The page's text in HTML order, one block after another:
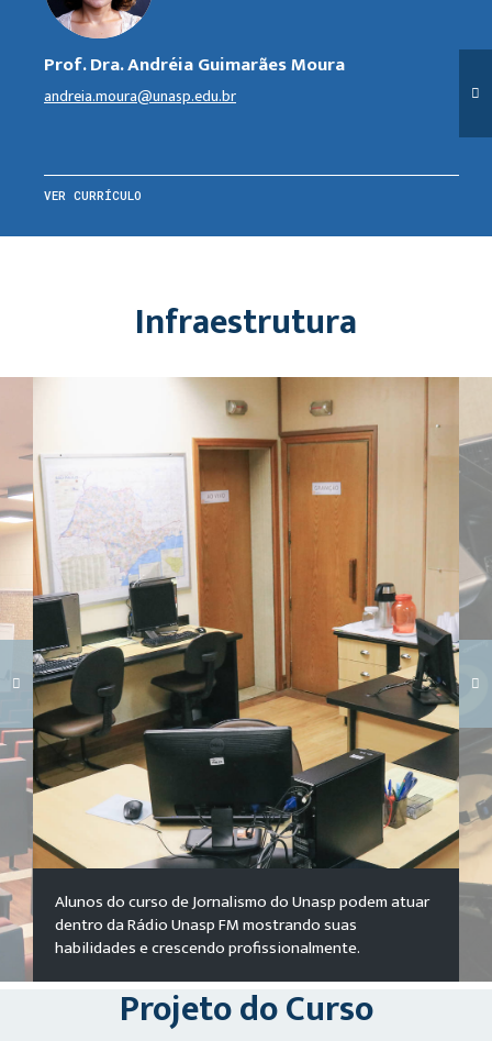
Prof. Dra. Andréia Guimarães Moura
andreia.moura@unasp.edu.br
VER CURRÍCULO
Infraestrutura
Carregando galeria...
Alunos do curso de Jornalismo do Unasp podem atuar
dentro da Rádio Unasp FM mostrando suas
habilidades e crescendo profissionalmente.
Projeto do Curso